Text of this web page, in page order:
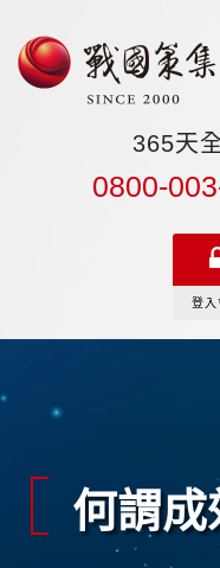
365天
0800-
登入
何謂